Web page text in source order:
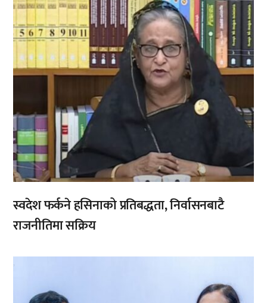
स्वदेश फर्कने हसिनाको प्रतिबद्धता, निर्वासनबाटै
राजनीतिमा सक्रिय
,